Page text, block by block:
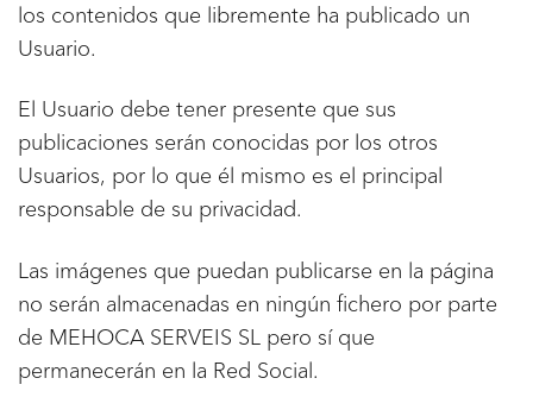
los contenidos que libremente ha publicado un
Usuario.
El Usuario debe tener presente que sus
publicaciones serán conocidas por los otros
Usuarios, por lo que él mismo es el principal
responsable de su privacidad.
Las imágenes que puedan publicarse en la página
no serán almacenadas en ningún fichero por parte
de MEHOCA SERVEIS SL pero sí que
permanecerán en la Red Social.